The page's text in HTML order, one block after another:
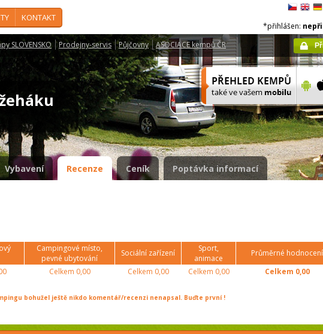
KONTAKT
SLOVENSKO Prodejny-servis Půjčovny ASOCIACE kempů ČR
*přihlášen:
Vybavení Recenze Ceník Poptávka informací
Campingové místo,
pevné ubytování
Sociální zařízení
Sport,
animace
Průměrné hodnocení
Celkem 0,00 Celkem 0,00 Celkem 0,00 Celkem 0,00
bohužel ještě nikdo komentář/recenzi nenapsal. Buďte první !